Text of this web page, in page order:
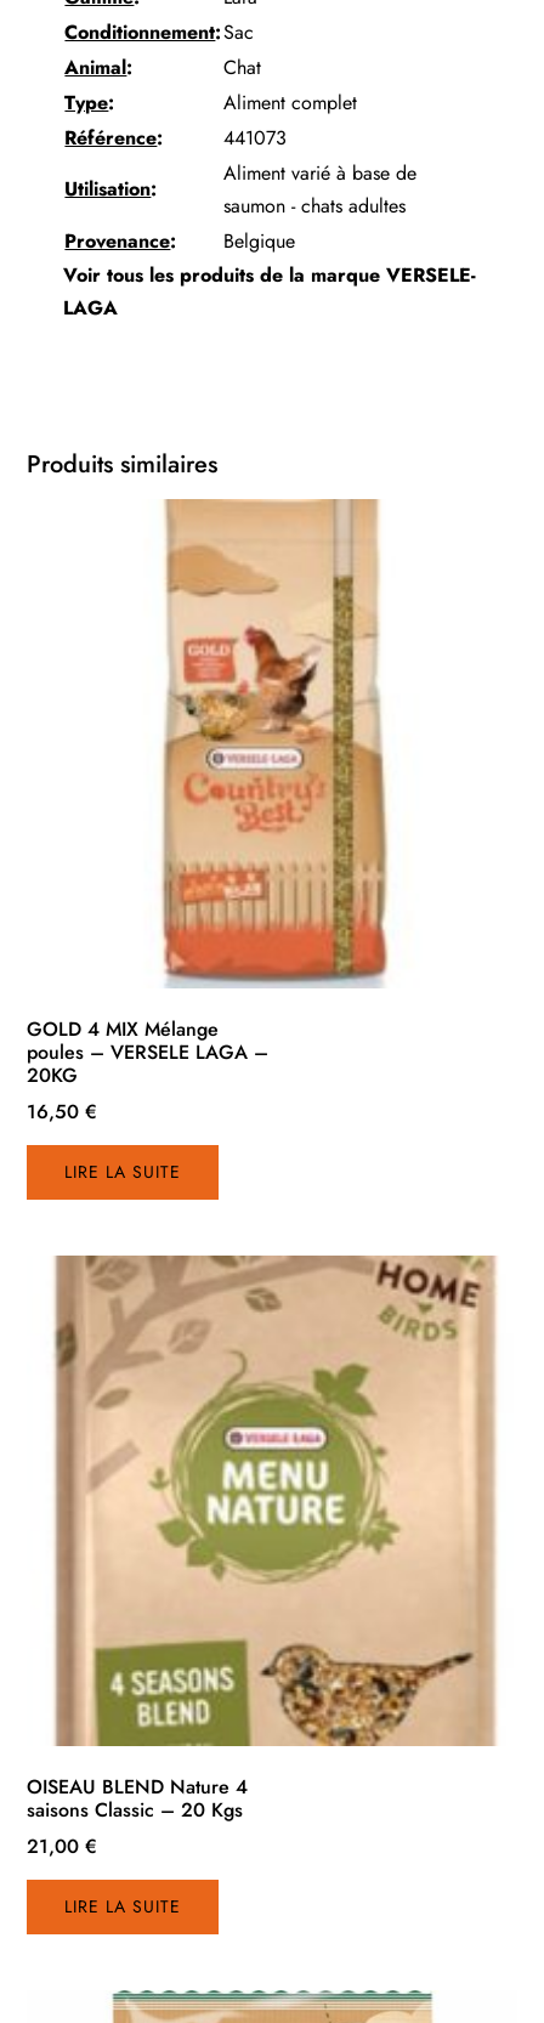
Conditionnement:Sac
Animal:
Chat
Type:
Aliment complet
Référence:
441073
Utilisation:
Aliment varié à base de
saumon - chats adultes
Provenance:
Belgique
Voir tous les produits de la marqueVERSELE-
LAGA
Produits similaires
GOLD 4 MIX Mélange
poules – VERSELE LAGA –
20KG
16,50€
LIRE LA SUITE
OISEAU BLEND Nature 4
saisons Classic – 20 Kgs
21,00€
LIRE LA SUITE